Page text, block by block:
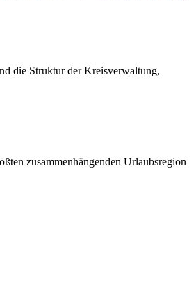
die Struktur der Kreisverwaltung,
zusammenhängenden Urlaubsregion